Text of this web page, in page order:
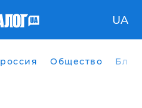
UA
россия Общество